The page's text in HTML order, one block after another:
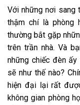
Với những nơi sang
thậm chí là phòng
thường bắt gặp
trên trần nhà. Và
những chiếc đèn
sẽ như thế nào?
hiện đại lại rất
không gian phòng